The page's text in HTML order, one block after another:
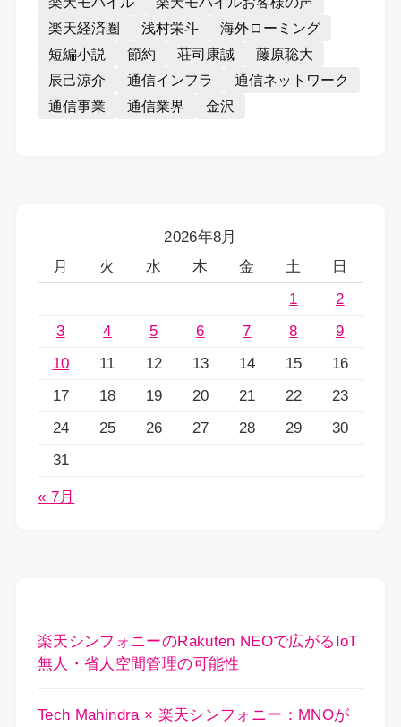
楽天経済圏
浅村栄斗
海外ローミング
短編小説
節約 荘司康誠
藤原聡大
辰己涼介
通信インフラ
通信ネットワーク
通信事業
通信業界 金沢
2026年8月
月
火 水 木 金 土
日
1
2
3
4 5 6 7 8
9
10
11 12 13 14 15
16
17
18 19 20 21 22
23
24
25 26 27 28 29
30
31
« 7月
楽天シンフォニーのRakuten NEOで広がるIoT
無人・省人空間管理の可能性
Tech Mahindra × 楽天シンフォニー：MNOが